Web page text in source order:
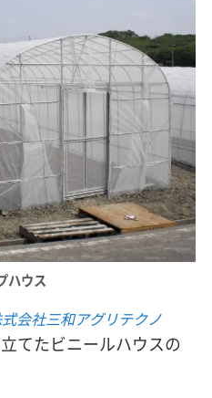
ハウス
会社三和アグリテクノ
てたビニールハウスの